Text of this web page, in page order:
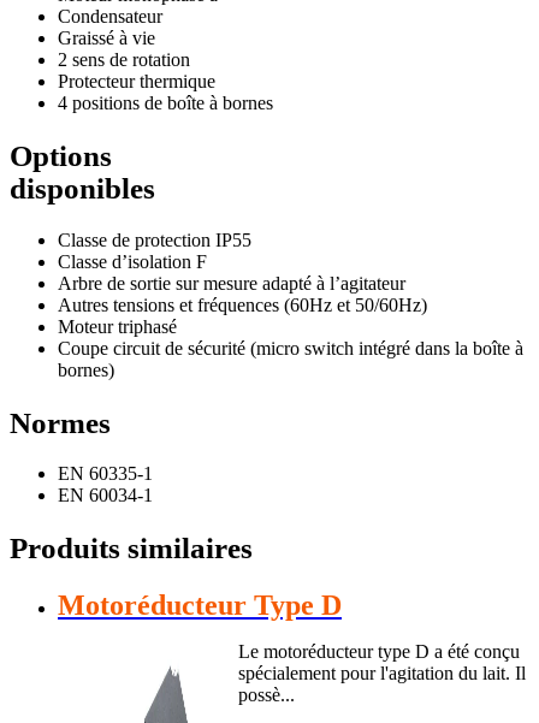
Condensateur
Graissé à vie
2 sens de rotation
Protecteur thermique
4 positions de boîte à bornes
Options
disponibles
Classe de protection IP55
Classe d’isolation F
Arbre de sortie sur mesure adapté à l’agitateur
Autres tensions et fréquences (60Hz et 50/60Hz)
Moteur triphasé
Coupe circuit de sécurité (micro switch intégré dans la boîte à
bornes)
Normes
EN 60335-1
EN 60034-1
Produits similaires
Motoréducteur Type D
Le motoréducteur type D a été conçu
spécialement pour l'agitation du lait. Il
possè...